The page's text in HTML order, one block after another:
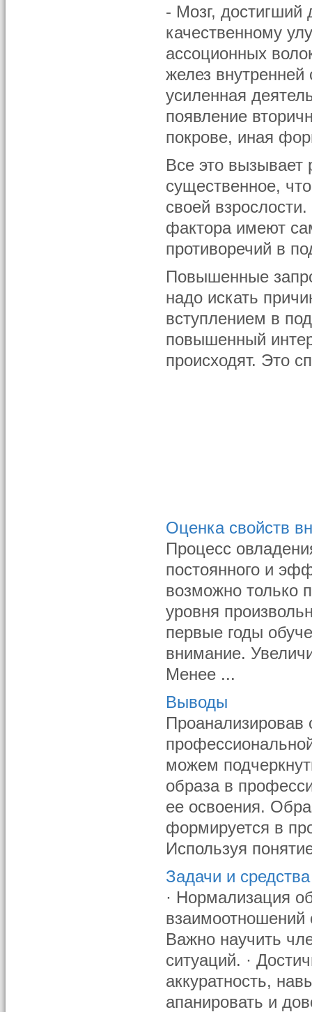
- Мозг, достигший
качественному
ассоционных
желез
усиленная
появление
покрове, иная
Все это вызывает
существенное,
своей
фактора имеют
противоречий в
Повышенные
надо искать
вступлением в
повышенный
происходят. Это
Оценка свойств
Процесс
постоянного и
возможно только
уровня
первые годы
внимание.
Менее ...
Выводы
можем
образа в
ее освоения.
формируется в
Используя
Задачи и
· Нормализация
взаимоотношений
Важно научить
ситуаций. ·
аккуратность,
апанировать и